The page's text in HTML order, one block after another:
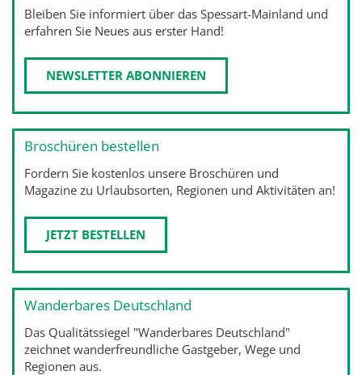
Bleiben Sie informiert über das Spessart-Mainland und
erfahren Sie Neues aus erster Hand!
NEWSLETTER ABONNIEREN
Broschüren bestellen
Fordern Sie kostenlos unsere Broschüren und
Magazine zu Urlaubsorten, Regionen und Aktivitäten an!
JETZT BESTELLEN
Wanderbares Deutschland
Das Qualitätssiegel "Wanderbares Deutschland"
zeichnet wanderfreundliche Gastgeber, Wege und
Regionen aus.